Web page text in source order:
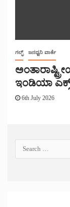
ಗಲ್ಫ್ ಜನಧ್ವನಿ ವಾರ್ತೆ
ಇಂಡಿಯಾ
6th July 2026